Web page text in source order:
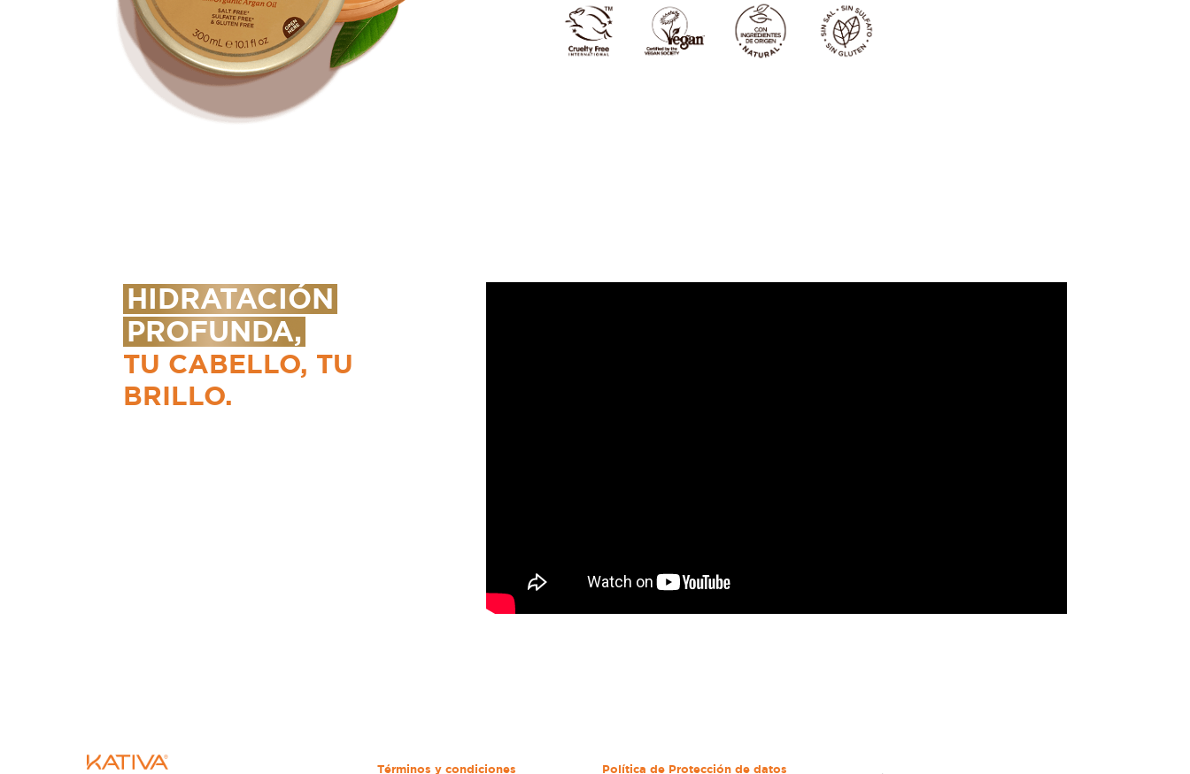
HIDRATACIÓN
PROFUNDA,
TU CABELLO, TU
BRILLO.
Términos y condiciones Política de Protección de datos